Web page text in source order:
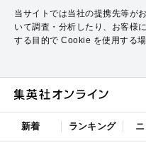
当サイトでは当社の提携先等が
いて調査・分析したり、お客様
する目的で Cookie を使用する場
新着 ランキング